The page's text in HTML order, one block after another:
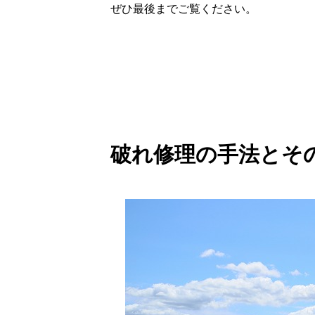
ぜひ最後までご覧ください。
破れ修理の手法とそ